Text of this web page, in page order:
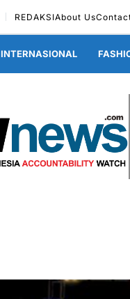
REDAKSIAbout Us
INTERNASIONAL